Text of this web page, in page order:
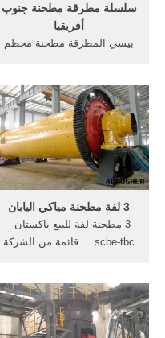
سلسلة مطرقة مطحنة جنوب
أفريقيا
بيسي المطرقة مطحنة محطم
كسارة خام آلة للبيع آلة, ...
بيسي و يكس سلسلة المطرقة
محطم ... تستخدم كسارة
الخيالة 3 Ft Cone في جنوب
أفريقيا. أعرف أكثر
3 لفة مطحنة مياكي اليابان
3 مطحنة لفة للبيع باكستان -
scbe-tbc ... قائمة من الشركة
كسارات بيع, الموردين مطحنة,,
في استغلال في, الشركات
المصنعة خزان المطرقة